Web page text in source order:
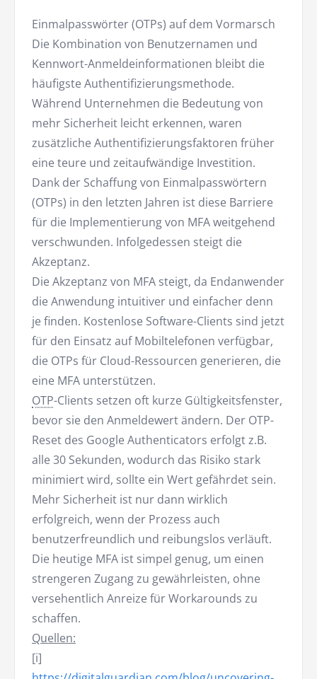
Einmalpasswörter (OTPs) auf dem Vormarsch
Die Kombination von Benutzernamen und
Kennwort-Anmeldeinformationen bleibt die
häufigste Authentifizierungsmethode.
Während Unternehmen die Bedeutung von
mehr Sicherheit leicht erkennen, waren
zusätzliche Authentifizierungsfaktoren früher
eine teure und zeitaufwändige Investition.
Dank der Schaffung von Einmalpasswörtern
(OTPs) in den letzten Jahren ist diese Barriere
für die Implementierung von MFA weitgehend
verschwunden. Infolgedessen steigt die
Akzeptanz.
Die Akzeptanz von MFA steigt, da Endanwender
die Anwendung intuitiver und einfacher denn
je finden. Kostenlose Software-Clients sind jetzt
für den Einsatz auf Mobiltelefonen verfügbar,
die OTPs für Cloud-Ressourcen generieren, die
eine MFA unterstützen.
OTP-Clients setzen oft kurze Gültigkeitsfenster,
bevor sie den Anmeldewert ändern. Der OTP-
Reset des Google Authenticators erfolgt z.B.
alle 30 Sekunden, wodurch das Risiko stark
minimiert wird, sollte ein Wert gefährdet sein.
Mehr Sicherheit ist nur dann wirklich
erfolgreich, wenn der Prozess auch
benutzerfreundlich und reibungslos verläuft.
Die heutige MFA ist simpel genug, um einen
strengeren Zugang zu gewährleisten, ohne
versehentlich Anreize für Workarounds zu
schaffen.
Quellen:
[i]